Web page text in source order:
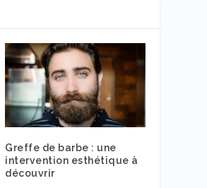
Greffe de barbe : une
intervention esthétique à
découvrir